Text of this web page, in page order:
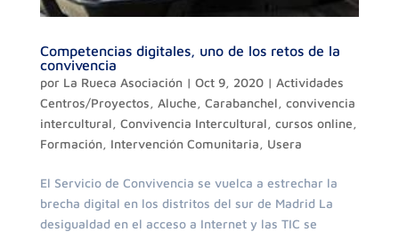
Competencias digitales, uno de los retos de la
convivencia
por La Rueca Asociación| Oct 9, 2020| Actividades
Centros/Proyectos, Aluche, Carabanchel, convivencia
intercultural, Convivencia Intercultural, cursos online,
Formación, Intervención Comunitaria, Usera
El Servicio de Convivencia se vuelca a estrechar la
brecha digital en los distritos del sur de Madrid La
desigualdad en el acceso a Internet y las TIC se